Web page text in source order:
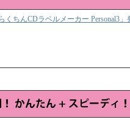
くちんCDラベルメーカー Personal3